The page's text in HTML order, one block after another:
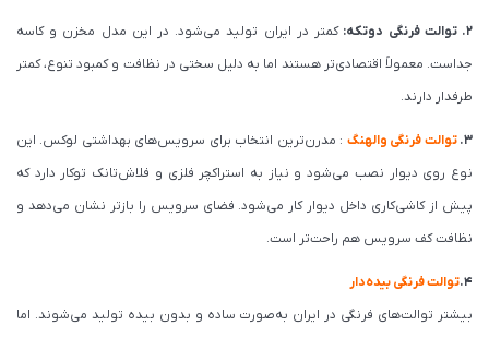
2. توالت فرنگی دو‌تکه:
کمتر در ایران تولید می‌شود. در این مدل مخزن و کاسه
جداست. معمولاً اقتصادی‌تر هستند اما به دلیل سختی در نظافت و کمبود تنوع، کمتر
طرفدار دارند.
3. توالت فرنگی والهنگ : مدرن‌ترین انتخاب برای سرویس‌های بهداشتی لوکس. این
نوع روی دیوار نصب می‌شود و نیاز به استراکچر فلزی و فلاش‌تانک توکار دارد که
پیش از کاشی‌کاری داخل دیوار کار می‌شود. فضای سرویس را بازتر نشان می‌دهد و
نظافت کف سرویس هم راحت‌تر است.
4. توالت فرنگی بیده‌دار
بیشتر توالت‌های فرنگی در ایران به‌صورت ساده و بدون بیده تولید می‌شوند. اما